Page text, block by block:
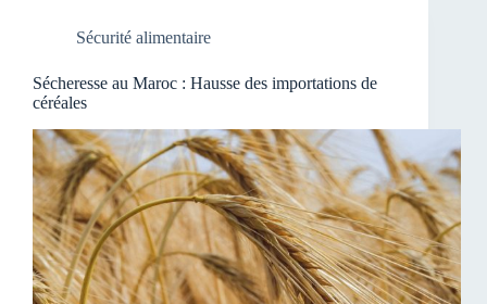
Sécurité alimentaire
Sécheresse au Maroc : Hausse des importations de
céréales